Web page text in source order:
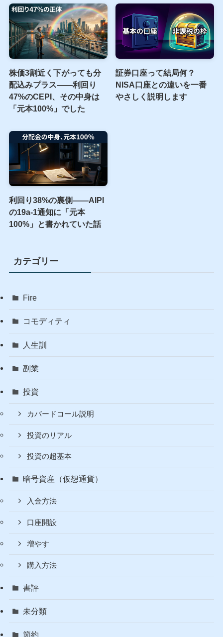
上値を売らないカバードコ
ールETF？――利回り
8.88%のDOGGが「35%
組」と真逆な理由
【株高の主犯は雇用統計だ
けじゃなかった】決算とタ
カ派後退が支えた
NASDAQ100+5.12%──評
価損-29,636円まで戻した週
【W32週次レポート】
株価3割近く下がっても分
配込みプラス――利回り
47%のCEPI、その中身は
「元本100%」でした
の19a-1通知に「元本
100%」と書かれていた話
Fire
コモディティ
人生訓
副業
投資
暗号資産（仮想通貨）
入金方法